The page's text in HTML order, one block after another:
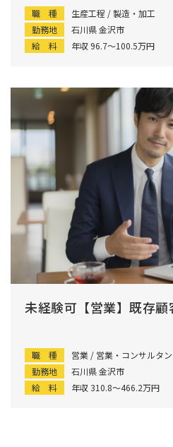
職 種
生産工程 / 製造・加工
勤務地
石川県 金沢市
給 料
年収 96.7〜100.5万円
未経験可【営業】既存顧
職 種
営業 / 営業・コンサルタン
勤務地
石川県 金沢市
給 料
年収 310.8〜466.2万円